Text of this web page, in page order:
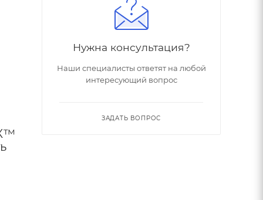
Нужна консультация?
Наши специалисты ответят на любой
интересующий вопрос
ЗАДАТЬ ВОПРОС